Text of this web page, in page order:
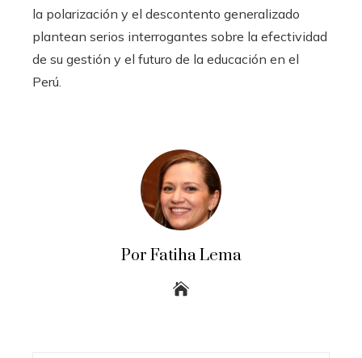
la polarización y el descontento generalizado
plantean serios interrogantes sobre la efectividad
de su gestión y el futuro de la educación en el
Perú.
Por Fatiha Lema